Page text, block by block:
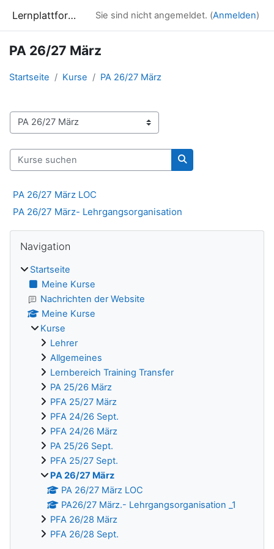
Lernplattform Campus Donaustadt Sie sind nicht angemeldet. (Anmelden)
PA 26/27 März
Startseite Kurse PA 26/27 März
Kursbereiche
Kurse suchen
Kurse suchen
PA 26/27 März LOC
PA 26/27 März- Lehrgangsorganisation
Blöcke
Navigation
Startseite
Meine Kurse
Nachrichten der Website
Meine Kurse
Kurse
Lehrer
Allgemeines
Lernbereich Training Transfer
PA 25/26 März
PFA 25/27 März
PFA 24/26 Sept.
PFA 24/26 März
PA 25/26 Sept.
PFA 25/27 Sept.
PA 26/27 März
PA 26/27 März LOC
PA26/27 März.- Lehrgangsorganisation _1
PFA 26/28 März
PFA 26/28 Sept.